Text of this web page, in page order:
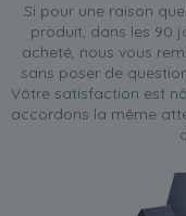
Si pour une raison
produit, dans les 90
acheté, nous vous
sans poser de
Vôtre satisfaction est
accordons la même